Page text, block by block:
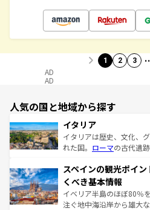
1 2 3
AD
AD
人気の国と地域から探す
イタリア
イタリアは歴史、文化、
れた国。 ローマの古代遺
ろん、トスカーナの美し
景など、自然景観も見逃
ピザやパスタなど、絶品
できる。朝目覚めてから
スペインの観光ポイ
くべき基本情報
イベリア半島のほぼ80％
注ぐ地中海沿岸から雄大